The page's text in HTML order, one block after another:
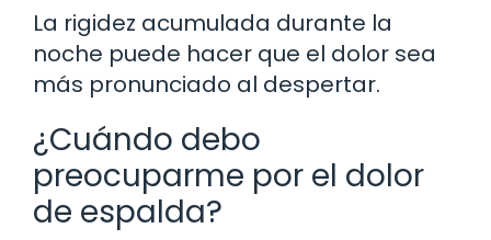
La rigidez acumulada durante la
noche puede hacer que el dolor sea
más pronunciado al despertar.
¿Cuándo debo
preocuparme por el dolor
de espalda?